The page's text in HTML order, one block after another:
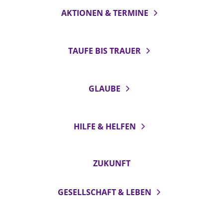
AKTIONEN & TERMINE
TAUFE BIS TRAUER
GLAUBE
HILFE & HELFEN
ZUKUNFT
GESELLSCHAFT & LEBEN